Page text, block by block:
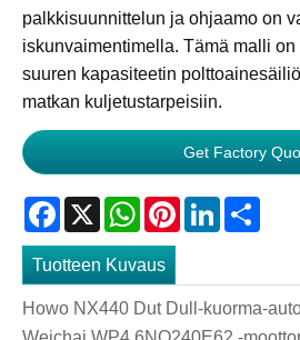
palkkisuunnittelun ja ohjaamo on
iskunvaimentimella. Tämä malli on
suuren kapasiteetin
matkan kuljetustarpeisiin.
Get Factory
Facebook
X WhatsApp
PinterestLinkedIn
Tuotteen Kuvaus
Howo NX440 Dut Dull-kuorma-